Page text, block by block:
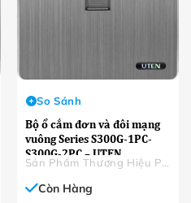
Sản Phẩm Thương Hiệu Phân Phối
Bộ ổ cắm đơn và đôi mạng
vuông Series S300G-1PC-
S300G-2PC – UTEN
So Sánh
Còn Hàng